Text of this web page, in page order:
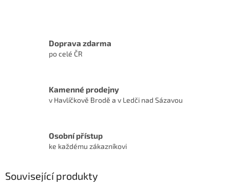
Doprava zdarma
po celé ČR
Kamenné prodejny
v Havlíčkově Brodě a v Ledči nad Sázavou
Osobní přístup
ke každému zákazníkovi
Související produkty